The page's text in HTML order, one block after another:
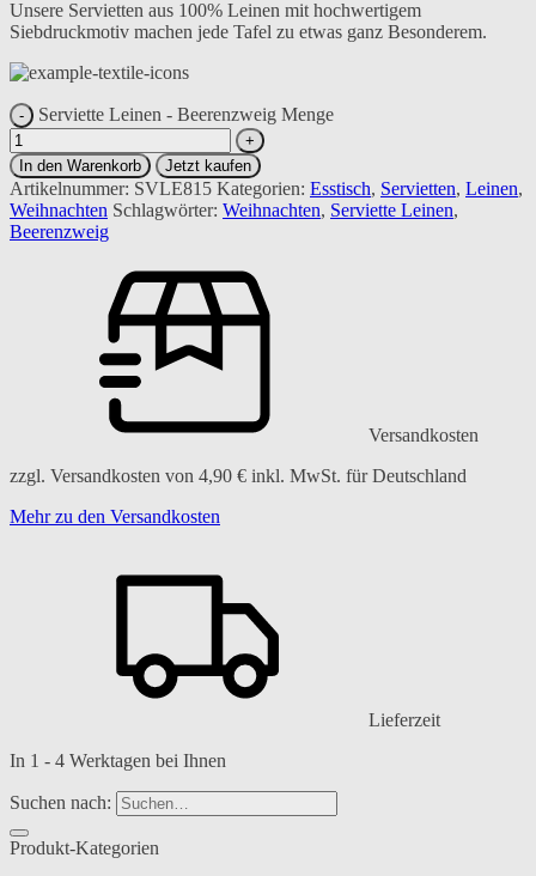
Unsere Servietten aus 100% Leinen mit hochwertigem
Siebdruckmotiv machen jede Tafel zu etwas ganz Besonderem.
Serviette Leinen - Beerenzweig Menge
In den Warenkorb Jetzt kaufen
Artikelnummer: SVLE815 Kategorien: Esstisch, Servietten, Leinen,
Weihnachten Schlagwörter: Weihnachten, Serviette Leinen,
Beerenzweig
Versandkosten
zzgl. Versandkosten von 4,90 € inkl. MwSt. für Deutschland
Mehr zu den Versandkosten
Lieferzeit
In 1 - 4 Werktagen bei Ihnen
Suchen nach:
Produkt-Kategorien